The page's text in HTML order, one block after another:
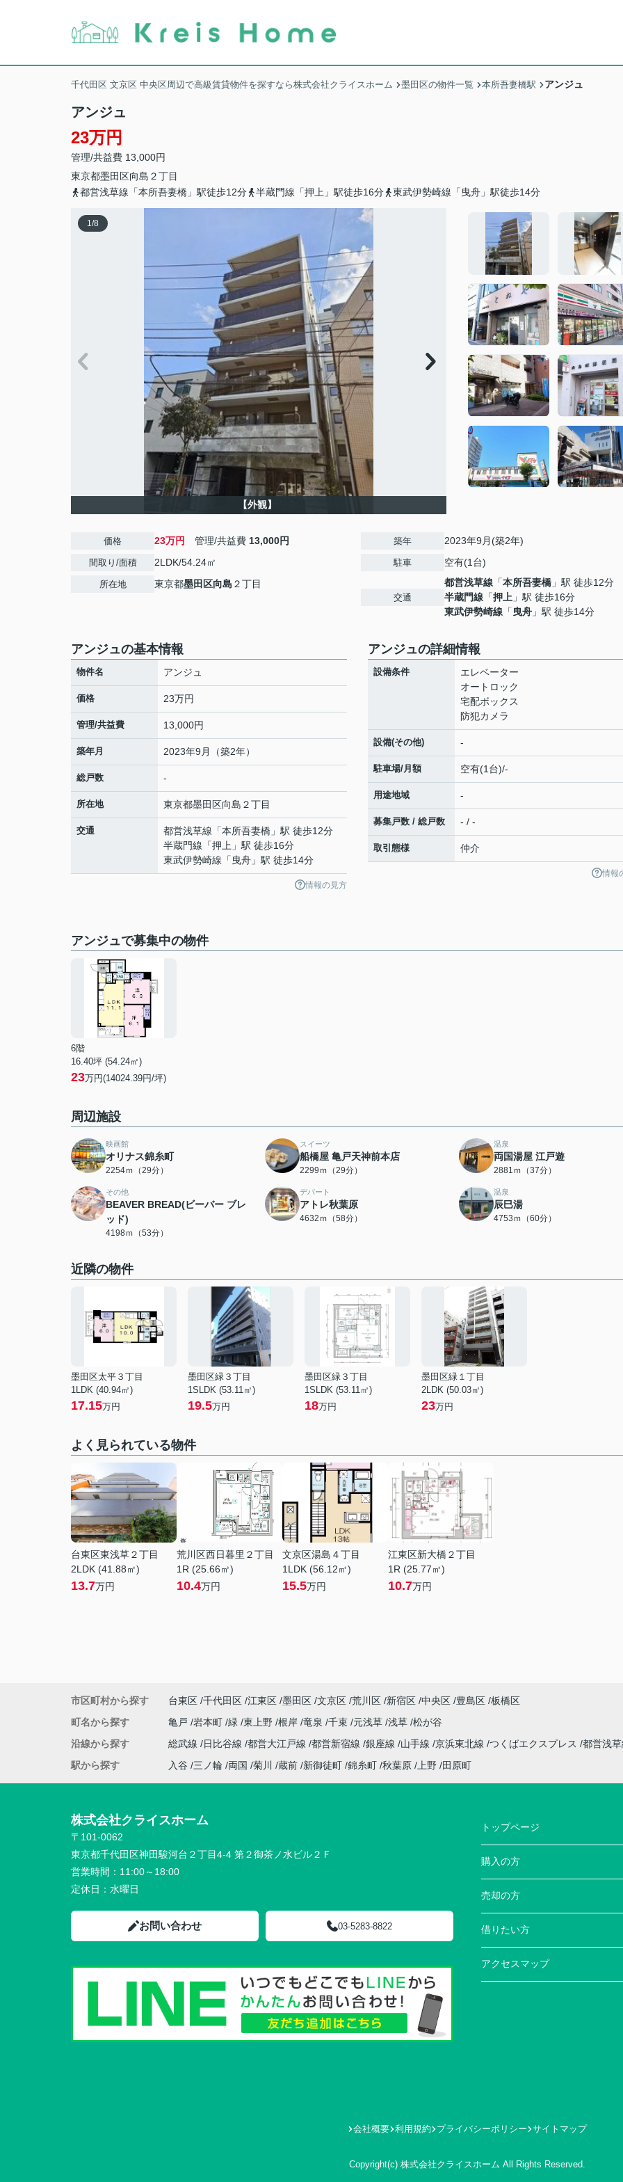
千代田区 文京区 中央区周辺で高級賃貸物件を探すなら株式会社クライスホーム 墨田区の物件一覧 本所吾妻橋駅 アンジュ
アンジュ
23万円
管理/共益費 13,000円
東京都墨田区向島 ２丁目
都営浅草線「本所吾妻橋」駅徒歩12分
半蔵門線「押上」駅徒歩16分 東武伊勢崎線「曳舟」駅徒歩14分
1/8
【外観】
価格 23万円 管理/共益費 13,000円
間取り/面積 2LDK/54.24㎡
所在地 東京都墨田区向島 ２丁目
築年 2023年9月(築2年)
駐車 空有(1台)
交通
都営浅草線 「本所吾妻橋 」駅 徒歩12分
半蔵門線 「押上 」駅 徒歩16分
東武伊勢崎線 「 曳舟 」駅 徒歩14分
アンジュの基本情報
物件名 アンジュ
価格 23万円
管理/共益費 13,000円
築年月 2023年9月（築2年）
総戸数 -
所在地 東京都墨田区向島 ２丁目
交通 都営浅草線 「本所吾妻橋 」駅 徒歩12分
半蔵門線 「押上 」駅 徒歩16分
東武伊勢崎線 「 曳舟 」駅 徒歩14分
情報の見方
アンジュの詳細情報
設備条件
エレベーター
オートロック
宅配ボックス
防犯カメラ
設備(その他) -
駐車場/月額 空有(1台)/-
用途地域 -
募集戸数 / 総戸数 - / -
取引態様 仲介
情報
アンジュで募集中の物件
6階
16.40坪 (54.24㎡)
23万円(14024.39円/坪)
周辺施設
映画館
オリナス錦糸町
2254ｍ（29分）
スイーツ
船橋屋 亀戸天神前本店
2299ｍ（29分）
温泉
両国湯屋 江戸遊
2881ｍ（37分）
その他
BEAVER BREAD(ビーバー ブレ
ッド)
4198ｍ（53分）
デパート
アトレ秋葉原
4632ｍ（58分）
温泉
辰巳湯
4753ｍ（60分）
近隣の物件
墨田区太平３丁目
1LDK (40.94㎡)
17.15万円
墨田区緑３丁目
1SLDK (53.11㎡)
19.5万円
墨田区緑３丁目
1SLDK (53.11㎡)
18万円
墨田区緑１丁目
2LDK (50.03㎡)
23万円
よく見られている物件
台東区東浅草２丁目
2LDK (41.88㎡)
13.7万円
荒川区西日暮里２丁目
1R (25.66㎡)
10.4万円
文京区湯島４丁目
1LDK (56.12㎡)
15.5万円
江東区新大橋２丁目
1R (25.77㎡)
10.7万円
市区町村から探す 台東区 千代田区 江東区 墨田区 文京区 荒川区 新宿区 中央区 豊島区 板橋区
町名から探す
亀戸 岩本町 緑 東上野 根岸 竜泉 千束 元浅草 浅草 松が谷
沿線から探す
総武線 日比谷線 都営大江戸線 都営新宿線 銀座線 山手線 京浜東北線 つくばエクスプレス
都営浅
駅から探す
入谷 三ノ輪 両国 菊川 蔵前 新御徒町 錦糸町 秋葉原 上野 田原町
株式会社クライスホーム
〒101-0062
東京都千代田区神田駿河台２丁目4-4 第２御茶ノ水ビル２Ｆ
営業時間： 11:00～18:00
定休日： 水曜日
お問い合わせ 03-5283-8822
トップページ
購入の方
売却の方
借りたい方
アクセスマップ
会社概要 利用規約 プライバシーポリシー サイトマップ
Copyright(c) 株式会社クライスホーム All Rights Reserved.